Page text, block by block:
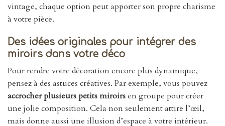
vintage, chaque option peut apporter son propre charisme
à votre pièce.
Des idées originales pour intégrer des
miroirs dans votre déco
Pour rendre votre décoration encore plus dynamique,
pensez à des astuces créatives. Par exemple, vous pouvez
accrocher plusieurs petits miroirsen groupe pour créer
une jolie composition. Cela non seulement attire l’œil,
mais donne aussi une illusion d’espace à votre intérieur.